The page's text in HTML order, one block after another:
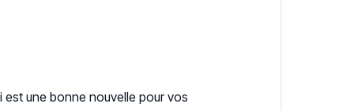
une bonne nouvelle pour vos